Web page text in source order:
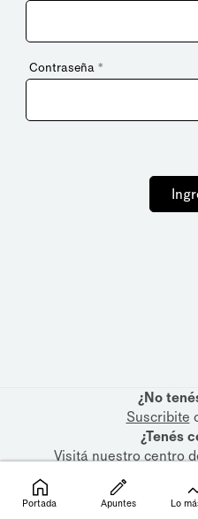
Contraseña *
¿No
Suscribite
¿Tenés
Visitá nuestrocentro
Portada Apuntes Lo